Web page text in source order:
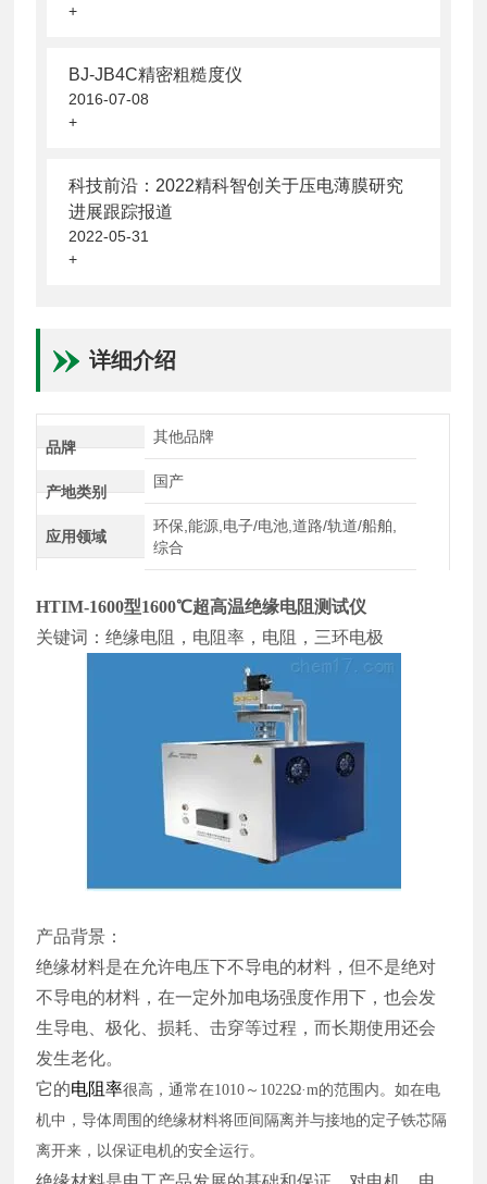
+
BJ-JB4C精密粗糙度仪
2016-07-08
+
科技前沿：2022精科智创关于压电薄膜研究
进展跟踪报道
2022-05-31
+
详细介绍
品牌
其他品牌
产地类别
国产
应用领域
环保,能源,电子/电池,道路/轨道/船舶,
综合
HTIM-1600型1600℃超高温绝缘电阻测试仪
关键词：绝缘电阻，电阻率，电阻，三环电极
产品背景：
绝缘材料是在允许电压下不导电的材料，但不是绝对
不导电的材料，在一定外加电场强度作用下，也会发
生导电、极化、损耗、击穿等过程，而长期使用还会
发生老化。
它的电阻率很高，通常在1010～1022Ω·m的范围内。如在电
机中，导体周围的绝缘材料将匝间隔离并与接地的定子铁芯隔
离开来，以保证电机的安全运行。